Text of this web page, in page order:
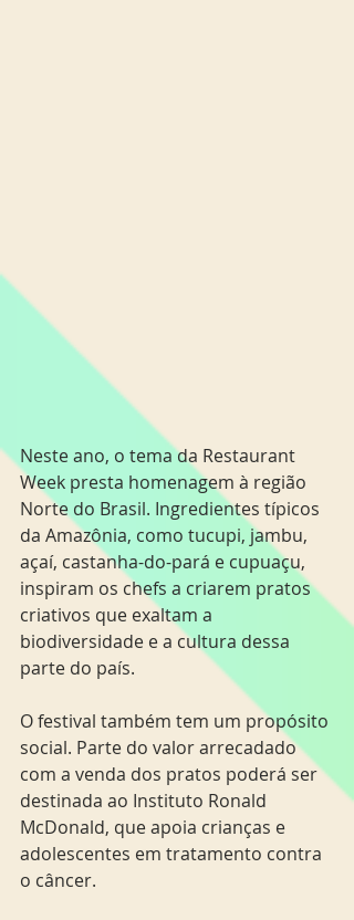
Neste ano, o tema da Restaurant
Week presta homenagem à região
Norte do Brasil. Ingredientes típicos
da Amazônia, como tucupi, jambu,
açaí, castanha-do-pará e cupuaçu,
inspiram os chefs a criarem pratos
criativos que exaltam a
biodiversidade e a cultura dessa
parte do país.
O festival também tem um propósito
social. Parte do valor arrecadado
com a venda dos pratos poderá ser
destinada ao Instituto Ronald
McDonald, que apoia crianças e
adolescentes em tratamento contra
o câncer.